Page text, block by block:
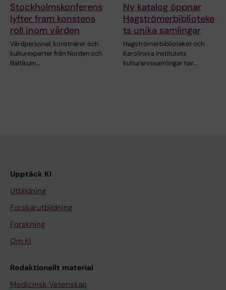
Stockholmskonferens
lyfter fram konstens
roll inom vården
Vårdpersonal, konstnärer och
kulturexperter från Norden och
Baltikum…
Ny katalog öppnar
Hagströmerbiblioteke
ts unika samlingar
Hagströmerbiblioteket och
Karolinska Institutets
kulturarvssamlingar har…
Upptäck KI
Utbildning
Forskarutbildning
Forskning
Om KI
Redaktionellt material
Medicinsk Vetenskap